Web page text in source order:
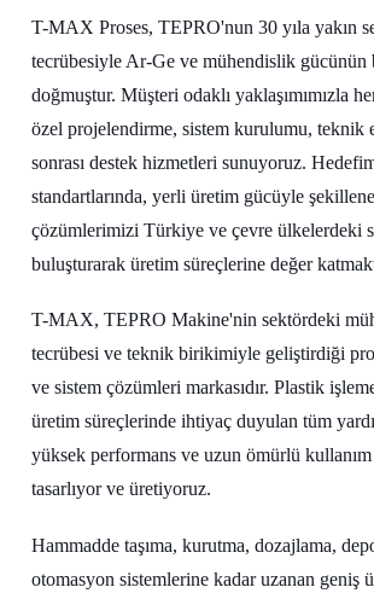
T-MAX Proses, TEPRO'nun 30 yıla yakın
tecrübesiyle Ar-Ge ve mühendislik gücünün
doğmuştur. Müşteri odaklı yaklaşımımızla
özel projelendirme, sistem kurulumu, teknik
sonrası destek hizmetleri sunuyoruz.
standartlarında, yerli üretim gücüyle
çözümlerimizi Türkiye ve çevre ülkelerdeki
buluşturarak üretim süreçlerine değer
T-MAX, TEPRO Makine'nin sektördeki
tecrübesi ve teknik birikimiyle geliştirdiği
ve sistem çözümleri markasıdır. Plastik
üretim süreçlerinde ihtiyaç duyulan tüm
yüksek performans ve uzun ömürlü
tasarlıyor ve üretiyoruz.
Hammadde taşıma, kurutma, dozajlama,
otomasyon sistemlerine kadar uzanan geniş